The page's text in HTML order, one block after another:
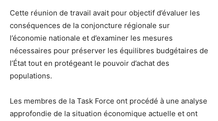
Cette réunion de travail avait pour objectif d’évaluer les
conséquences de la conjoncture régionale sur
l’économie nationale et d’examiner les mesures
nécessaires pour préserver les équilibres budgétaires de
l’État tout en protégeant le pouvoir d’achat des
populations.
Les membres de la Task Force ont procédé à une analyse
approfondie de la situation économique actuelle et ont